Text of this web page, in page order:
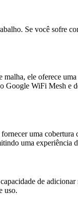
Se você sofre
ele oferece
Google WiFi Mesh e
uma cobertura
uma experiência
de
uso.